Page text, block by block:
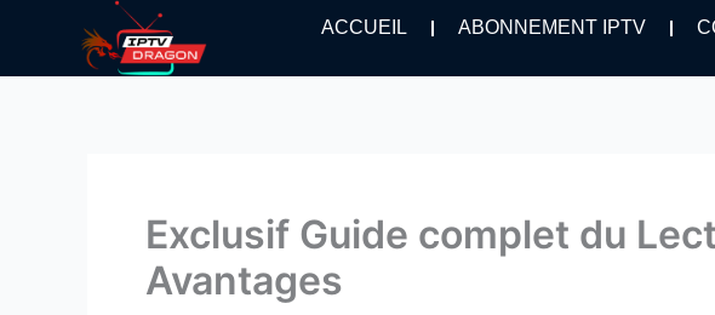
contenu
ACCUEIL ABONNEMENT IPTV
Exclusif Guide complet du
Avantages